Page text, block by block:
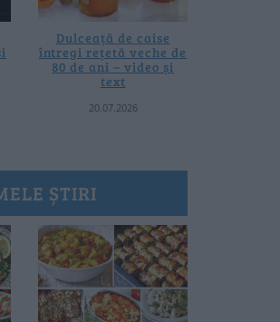
Dulceață de caise
întregi rețetă veche de
80 de ani – video și
text
20.07.2026
ȘTIRI